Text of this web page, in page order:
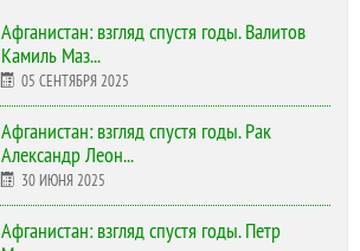
Афганистан: взгляд спустя годы. Валитов
Камиль Маз...
05 СЕНТЯБРЯ 2025
Афганистан: взгляд спустя годы. Рак
Александр Леон...
30 ИЮНЯ 2025
Афганистан: взгляд спустя годы. Петр